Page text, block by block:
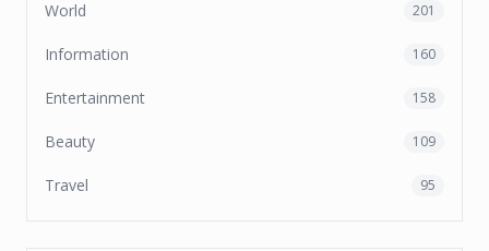
World 201
Information 160
Entertainment 158
Beauty 109
Travel 95